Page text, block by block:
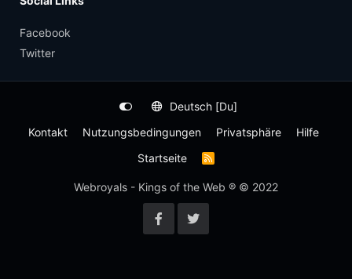
Facebook
Twitter
Deutsch [Du]
Kontakt
Nutzungsbedingungen Privatsphäre
Hilfe
Startseite
R
S
-
Webroyals - Kings of the Web ® © 2022